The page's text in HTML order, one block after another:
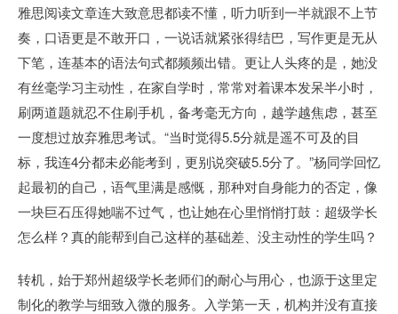
雅思阅读文章连大致意思都读不懂，听力听到一半就跟不上节
奏，口语更是不敢开口，一说话就紧张得结巴，写作更是无从
下笔，连基本的语法句式都频频出错。更让人头疼的是，她没
有丝毫学习主动性，在家自学时，常常对着课本发呆半小时，
刷两道题就忍不住刷手机，备考毫无方向，越学越焦虑，甚至
一度想过放弃雅思考试。“当时觉得5.5分就是遥不可及的目
标，我连4分都未必能考到，更别说突破5.5分了。”杨同学回忆
起最初的自己，语气里满是感慨，那种对自身能力的否定，像
一块巨石压得她喘不过气，也让她在心里悄悄打鼓：超级学长
怎么样？真的能帮到自己这样的基础差、没主动性的学生吗？
转机，始于郑州超级学长老师们的耐心与用心，也源于这里定
制化的教学与细致入微的服务。入学第一天，机构并没有直接